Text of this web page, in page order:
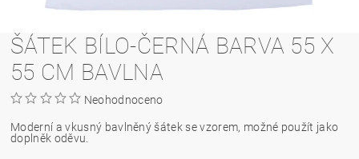
ŠÁTEK BÍLO-ČERNÁ BARVA 55 X
55 CM BAVLNA
Neohodnoceno
Moderní a vkusný bavlněný šátek se vzorem, možné použít jako
doplněk oděvu.